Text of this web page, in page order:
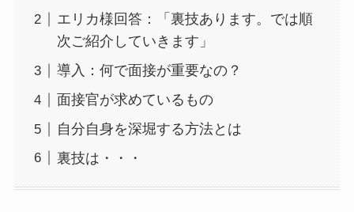
エリカ様回答：「裏技あります。では順
次ご紹介していきます」
導入：何で面接が重要なの？
面接官が求めているもの
自分自身を深堀する方法とは
裏技は・・・